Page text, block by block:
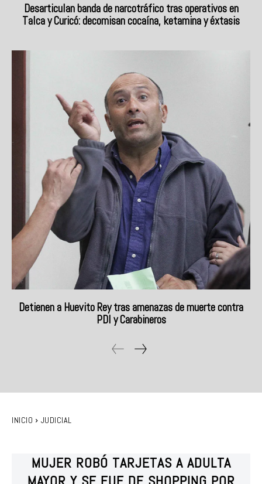
Desarticulan banda de narcotráfico tras operativos en
Talca y Curicó: decomisan cocaína, ketamina y éxtasis
Detienen a Huevito Rey tras amenazas de muerte contra
PDI y Carabineros